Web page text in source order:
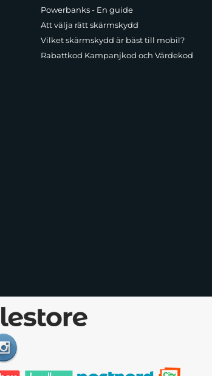
Powerbanks - En guide
Att välja rätt skärmskydd
Vilket skärmskydd är bäst till mobil?
Rabattkod Kampanjkod och Värdekod